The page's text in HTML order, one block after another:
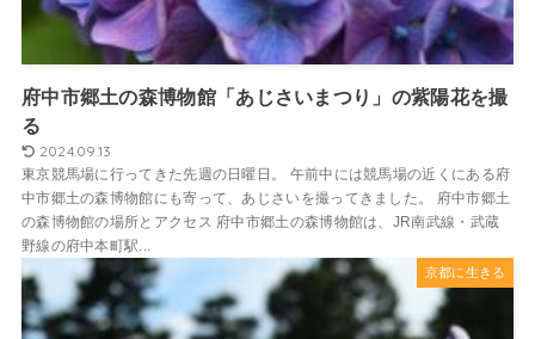
府中市郷土の森博物館「あじさいまつり」の紫陽花を撮
る
2024.09.13
東京競馬場に行ってきた先週の日曜日。 午前中には競馬場の近くにある府
中市郷土の森博物館にも寄って、あじさいを撮ってきました。 府中市郷土
の森博物館の場所とアクセス 府中市郷土の森博物館は、JR南武線・武蔵
野線の府中本町駅...
京都に生きる